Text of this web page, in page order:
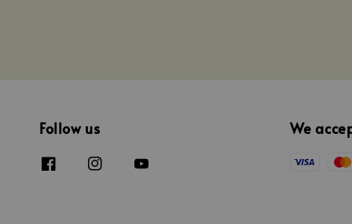
Follow us We